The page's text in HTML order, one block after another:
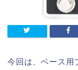
今回は、ベース用